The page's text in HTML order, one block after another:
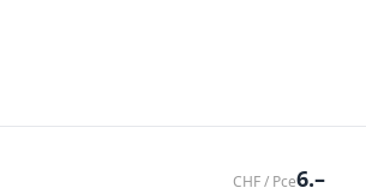
CHF / Pce6.–